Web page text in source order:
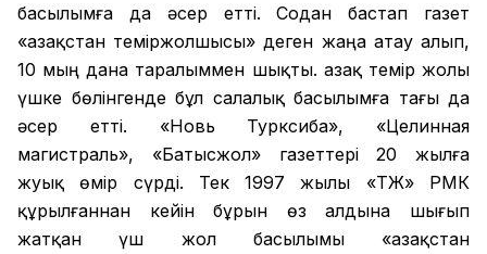
басылымға да әсер етті. Содан бастап газет
«Қазақстан теміржолшысы» деген жаңа атау алып,
10 мың дана таралыммен шықты. Қазақ темір жолы
үшке бөлінгенде бұл салалық басылымға тағы да
әсер етті. «Новь Турксиба», «Целинная
магистраль», «Батысжол» газеттері 20 жылға
жуық өмір сүрді. Тек 1997 жылы «ҚТЖ» РМК
құрылғаннан кейін бұрын өз алдына шығып
жатқан үш жол басылымы «Қазақстан